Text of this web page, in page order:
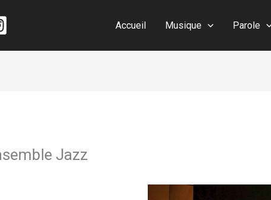
Accueil Musique Parole
Jazz